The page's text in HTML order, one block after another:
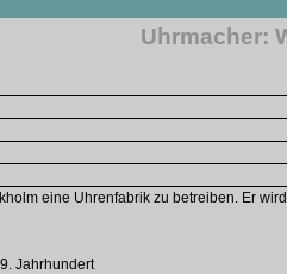
Uhrmacher:
eine Uhrenfabrik zu betreiben. Er
Jahrhundert